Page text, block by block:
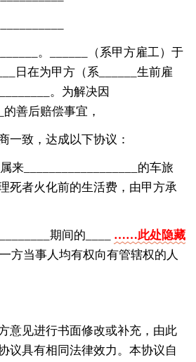
。______（系甲方雇工）于
日在为甲方（系______生前雇
。为解决因
的善后赔偿事宜，
一致，达成以下协议：
来__________________的车旅
死者火化前的生活费，由甲方承
期间的____ ……此处隐藏
方当事人均有权向有管辖权的人
意见进行书面修改或补充，由此
议具有相同法律效力。本协议自